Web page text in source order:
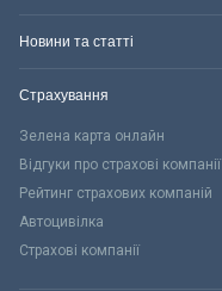
Новини та статті
Страхування
Зелена карта онлайн
Відгуки про страхові компанії
Рейтинг страхових компаній
Автоцивілка
Страхові компанії